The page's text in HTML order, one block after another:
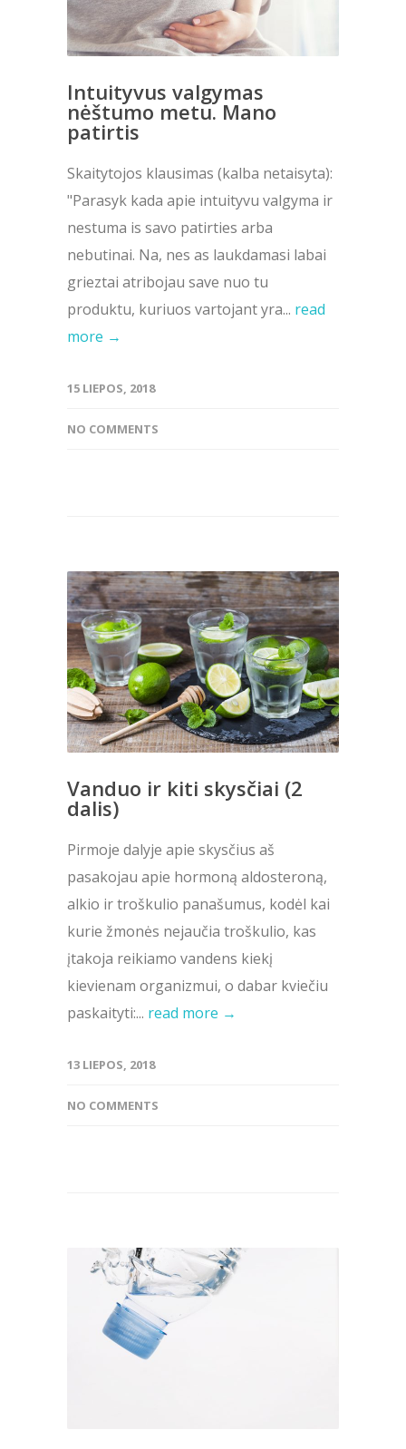
Intuityvus valgymas
nėštumo metu. Mano
patirtis
Skaitytojos klausimas (kalba netaisyta):
"Parasyk kada apie intuityvu valgyma ir
nestuma is savo patirties arba
nebutinai. Na, nes as laukdamasi labai
grieztai atribojau save nuo tu
produktu, kuriuos vartojant yra... read
more →
15 LIEPOS, 2018
NO COMMENTS
Vanduo ir kiti skysčiai (2
dalis)
Pirmoje dalyje apie skysčius aš
pasakojau apie hormoną aldosteroną,
alkio ir troškulio panašumus, kodėl kai
kurie žmonės nejaučia troškulio, kas
įtakoja reikiamo vandens kiekį
kievienam organizmui, o dabar kviečiu
paskaityti:... read more →
13 LIEPOS, 2018
NO COMMENTS